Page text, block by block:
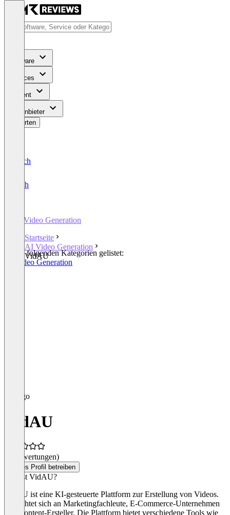
Software
Services
Content
Für Anbieter
Bewerten
Deutsch
English
AI Video Generation
Startseite
AI Video Generation
VidAU
In den folgenden Kategorien gelistet:
AI Video Generation
VidAU
(0 Bewertungen)
Dieses Profil betreiben
Was ist VidAU?
VidAU ist eine KI-gesteuerte Plattform zur Erstellung von Videos.
Sie richtet sich an Marketingfachleute, E-Commerce-Unternehmen
und Content-Ersteller. Die Plattform bietet verschiedene Tools wie